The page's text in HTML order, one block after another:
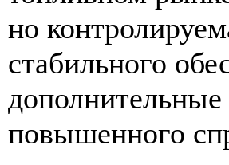
но
стабильного
повышенного